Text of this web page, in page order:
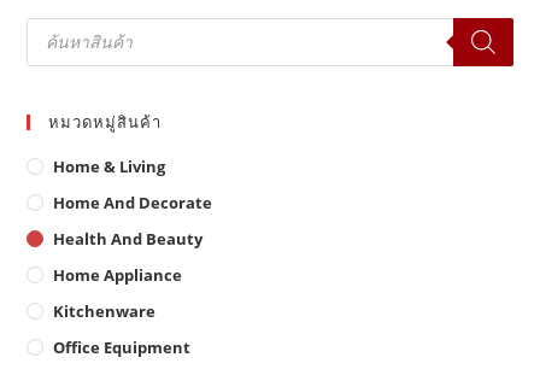
Products
search
หมวดหมู่สินค้า
Home & Living
Home And Decorate
Health And Beauty
Home Appliance
Kitchenware
Office Equipment